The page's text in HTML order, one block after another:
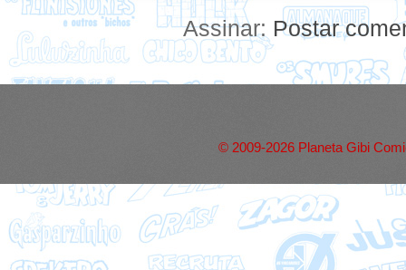
Assinar: Postar
© 2009-2026 Planeta Gibi